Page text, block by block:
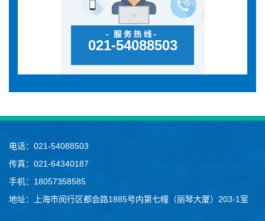
021-54088503
电话：021-54088503
传真：021-64340187
手机：18057358585
地址：上海市闵行区都会路1885号内第七幢（丽琴大厦）203-1室